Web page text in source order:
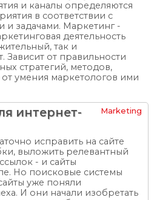
и каналы определяются
в соответствии с
и задачами. Маркетинг -
деятельность
так и
Зависит от правильности
стратегий, методов,
от умения маркетологов ими
Marketing
интернет-
исправить на сайте
выложить релевантный
- и сайты
Но поисковые системы
уже поняли
И они начали изобретать